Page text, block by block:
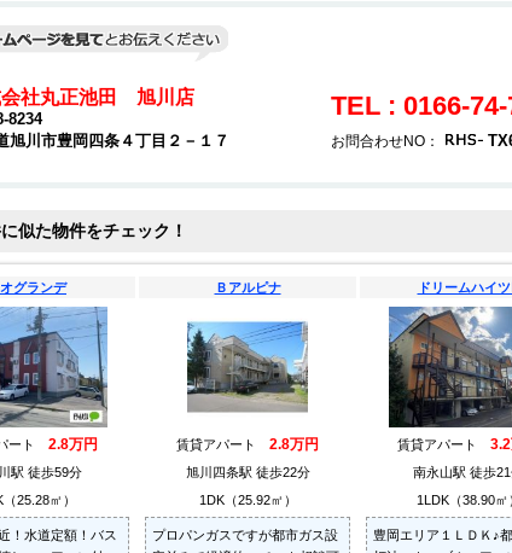
社丸正池田 旭川店
8234
旭川市豊岡四条４丁目２－１７
TEL : 0166-
お問合わせNO：
似た物件をチェック！
オグランデ
ート 2.8万円
駅 徒歩59分
（25.28㎡）
！水道定額！バス
Ｂアルピナ
賃貸アパート 2.8万円
旭川四条駅 徒歩22分
1DK（25.92㎡）
プロパンガスですが都市ガス設
ドリームハイ
賃貸アパート
南永山駅 徒歩
1LDK（38.90㎡
豊岡エリア１ＬＤＫ♪